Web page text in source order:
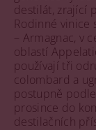
destilát, zrající
Rodinné vinice
– Armagnac, v
oblastí
používají tři
colombard a
postupně
prosince do
destilačních